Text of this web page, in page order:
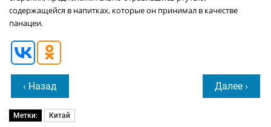
содержащейся в напитках, которые он принимал в качестве
панацеи.
‹ Назад Далее ›
Метки: Китай